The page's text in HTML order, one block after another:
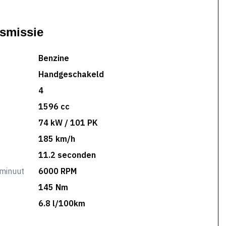
Benzine
Handgeschakeld
4
1596 cc
74 kW / 101 PK
185 km/h
11.2 seconden
6000 RPM
145 Nm
6.8 l/100km